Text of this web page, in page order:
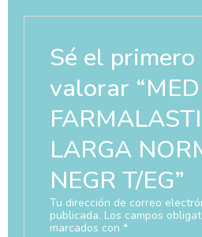
Sé el primero
valorar
LARGA
NEGR T/EG”
Tu dirección de correo
publicada. Los campos
marcados con *